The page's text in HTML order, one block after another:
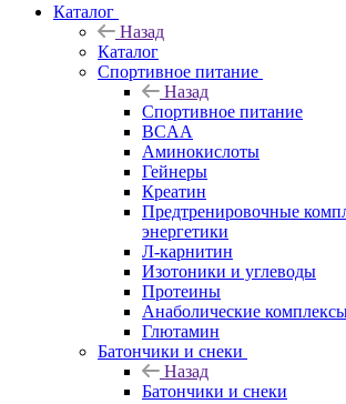
Каталог
Назад
Каталог
Спортивное питание
Назад
Спортивное питание
BCAA
Аминокислоты
Гейнеры
Креатин
Предтренировочные
энергетики
Л-карнитин
Изотоники и углеводы
Протеины
Анаболические
Глютамин
Батончики и снеки
Назад
Батончики и снеки